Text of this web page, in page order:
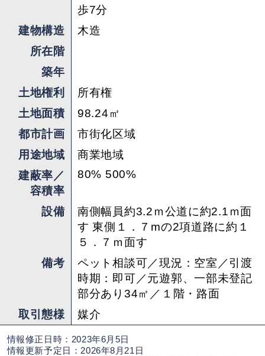
歩7分
建物構造
木造
所在階
築年
土地権利
所有権
土地面積
98.24㎡
都市計画
市街化区域
用途地域
商業地域
建蔽率／
容積率
80% 500%
設備
南側幅員約3.2ｍ公道に約2.1ｍ面
す 東側１．７mの2項道路に約１
５．７ｍ面す
備考
ペット相談可／現況：空室／引渡
時期：即可／元遊郭、一部未登記
部分あり34㎡／１階・路面
取引態様
媒介
情報修正日時：2023年6月5日
情報更新予定日：2026年8月21日